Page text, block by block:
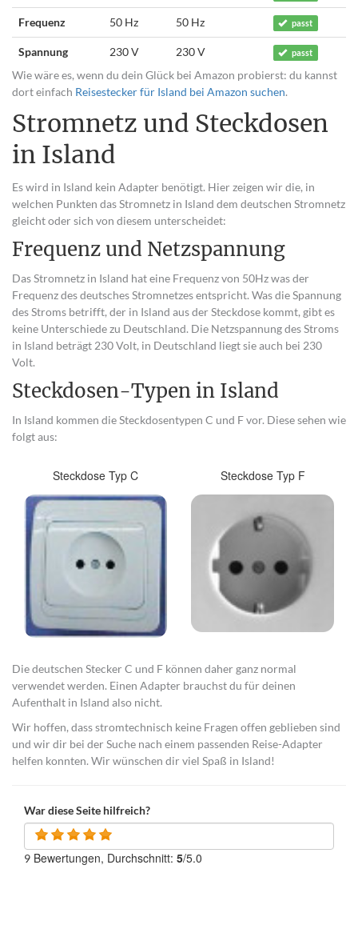
Frequenz 50 Hz 50 Hz passt
Spannung 230 V 230 V passt
Wie wäre es, wenn du dein Glück bei Amazon probierst: du kannst
dort einfach Reisestecker für Island bei Amazon suchen.
Stromnetz und Steckdosen
in Island
Es wird in Island kein Adapter benötigt. Hier zeigen wir die, in
welchen Punkten das Stromnetz in Island dem deutschen Stromnetz
gleicht oder sich von diesem unterscheidet:
Frequenz und Netzspannung
Das Stromnetz in Island hat eine Frequenz von 50Hz was der
Frequenz des deutsches Stromnetzes entspricht. Was die Spannung
des Stroms betrifft, der in Island aus der Steckdose kommt, gibt es
keine Unterschiede zu Deutschland. Die Netzspannung des Stroms
in Island beträgt 230 Volt, in Deutschland liegt sie auch bei 230
Volt.
Steckdosen-Typen in Island
In Island kommen die Steckdosentypen C und F vor. Diese sehen wie
folgt aus:
Steckdose Typ C Steckdose Typ F
Die deutschen Stecker C und F können daher ganz normal
verwendet werden. Einen Adapter brauchst du für deinen
Aufenthalt in Island also nicht.
Wir hoffen, dass stromtechnisch keine Fragen offen geblieben sind
und wir dir bei der Suche nach einem passenden Reise-Adapter
helfen konnten. Wir wünschen dir viel Spaß in Island!
War diese Seite hilfreich?
9 Bewertungen, Durchschnitt: 5/5.0